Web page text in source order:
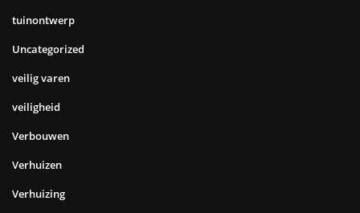
tuinontwerp
Uncategorized
veilig varen
veiligheid
Verbouwen
Verhuizen
Verhuizing